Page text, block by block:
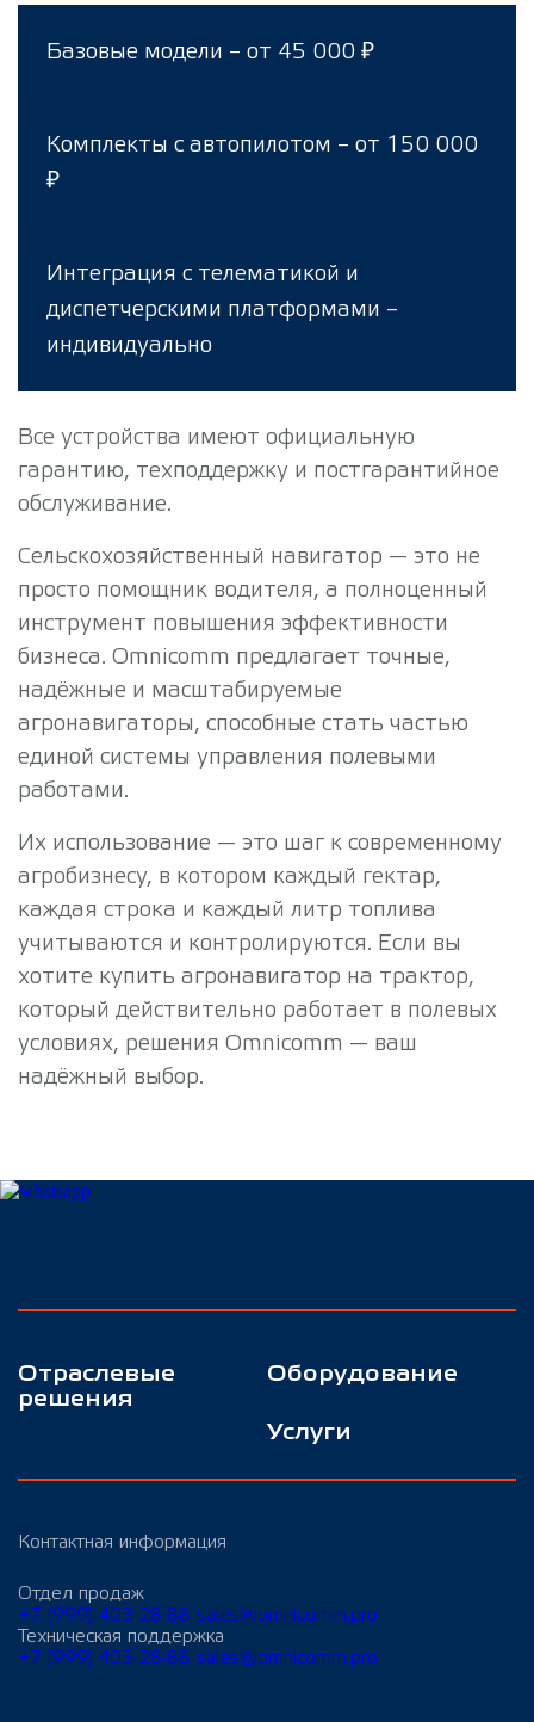
Базовые модели – от 45 000 ₽
Комплекты с автопилотом – от 150 000
₽
Интеграция с телематикой и
диспетчерскими платформами –
индивидуально
Все устройства имеют официальную
гарантию, техподдержку и постгарантийное
обслуживание.
Сельскохозяйственный навигатор — это не
просто помощник водителя, а полноценный
инструмент повышения эффективности
бизнеса. Omnicomm предлагает точные,
надёжные и масштабируемые
агронавигаторы, способные стать частью
единой системы управления полевыми
работами.
Их использование — это шаг к современному
агробизнесу, в котором каждый гектар,
каждая строка и каждый литр топлива
учитываются и контролируются. Если вы
хотите купить агронавигатор на трактор,
который действительно работает в полевых
условиях, решения Omnicomm — ваш
надёжный выбор.
Отраслевые
решения
Оборудование
Услуги
Контактная информация
Отдел продаж
+7 (999) 403-28-88 sales@omnicomm.pro
Техническая поддержка
+7 (999) 403-28-88 sales@omnicomm.pro